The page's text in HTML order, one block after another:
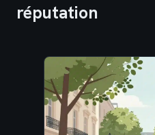
réputation